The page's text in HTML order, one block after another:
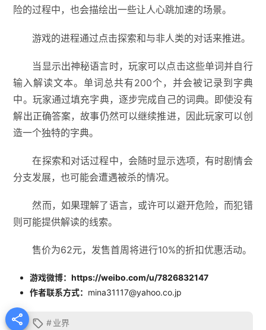
险的过程中，也会描绘出一些让人心跳加速的场景。
游戏的进程通过点击探索和与非人类的对话来推进。
当显示出神秘语言时，玩家可以点击这些单词并自行
输入解读文本。单词总共有200个，并会被记录到字典
中。玩家通过填充字典，逐步完成自己的词典。即使没有
解出正确答案，故事仍然可以继续推进，因此玩家可以创
造一个独特的字典。
在探索和对话过程中，会随时显示选项，有时剧情会
分支发展，也可能会遭遇被杀的情况。
然而，如果理解了语言，或许可以避开危险，而犯错
则可能提供解读的线索。
售价为62元，发售首周将进行10%的折扣优惠活动。
游戏微博：https://weibo.com/u/7826832147
作者联系方式： mina31117@yahoo.co.jp
  #业界